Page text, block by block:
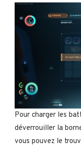
Pour charger les
déverrouiller la
vous pouvez le